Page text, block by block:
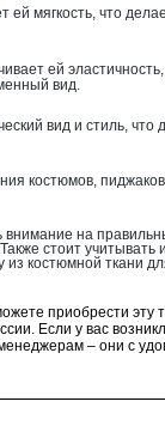
ей мягкость, что
ей
вид.
вид и стиль,
костюмов,
внимание на
стоит
костюмной ткани
приобрести эту
Если у вас
– они с